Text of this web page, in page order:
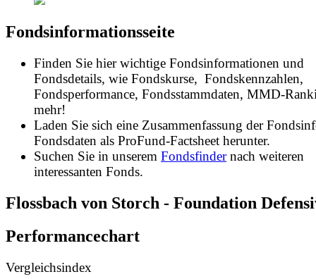
Fondsinformationsseite
Finden Sie hier wichtige Fondsinformationen und
Fondsdetails, wie Fondskurse, Fondskennzahlen,
Fondsperformance, Fondsstammdaten, MMD-
mehr!
Laden Sie sich eine Zusammenfassung der
Fondsdaten als ProFund-Factsheet herunter.
Suchen Sie in unserem Fondsfindernach weiteren
interessanten Fonds.
Flossbach von Storch - Foundation
Performancechart
Vergleichsindex